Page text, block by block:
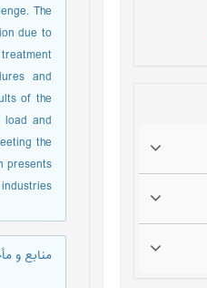
The
due to
and
of the
and
the
presents
منابع و